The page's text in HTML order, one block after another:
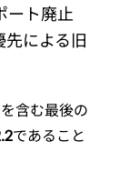
ート廃止
先による旧
含む最後の
であること